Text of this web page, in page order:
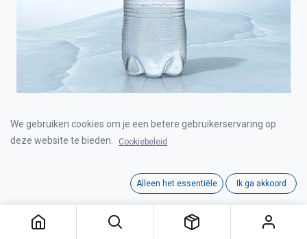
Interne referentie: D0107012
We gebruiken cookies om je een betere gebruikerservaring op
deze website te bieden.
Cookiebeleid
Alleen het essentiële Ik ga akkoord